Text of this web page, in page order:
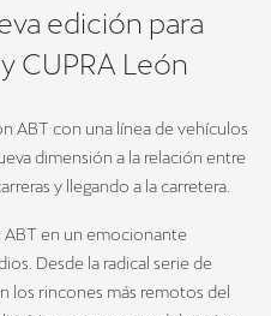
edición para
CUPRA León
ABT con una línea de vehículos
dimensión a la relación entre
y llegando a la carretera.
ABT en un emocionante
Desde la radical serie de
los rincones más remotos del